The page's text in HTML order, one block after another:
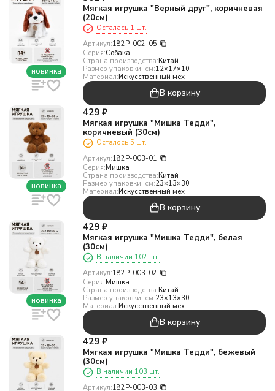
новинка
Мягкая игрушка "Верный друг", коричневая
(20см)
Осталась 1 шт.
Артикул:182P-002-05
Серия:Собака
Страна производства:Китай
Размер упаковки, см:12×17×10
Материал:Искусcтвенный мех
В корзину
новинка
429 ₽
Мягкая игрушка "Мишка Тедди",
коричневый (30см)
Осталось 5 шт.
Артикул:182P-003-01
Серия:Мишка
Страна производства:Китай
Размер упаковки, см:23×13×30
Материал:Искусcтвенный мех
В корзину
новинка
429 ₽
Мягкая игрушка "Мишка Тедди", белая
(30см)
В наличии 102 шт.
Артикул:182P-003-02
Серия:Мишка
Страна производства:Китай
Размер упаковки, см:23×13×30
Материал:Искусcтвенный мех
В корзину
429 ₽
Мягкая игрушка "Мишка Тедди", бежевый
(30см)
В наличии 103 шт.
Артикул:182P-003-03